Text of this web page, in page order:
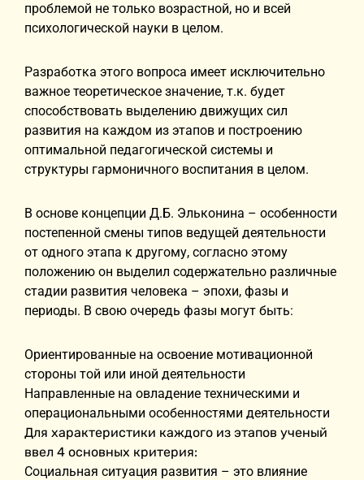
проблемой не только возрастной, но и всей
психологической науки в целом.
Разработка этого вопроса имеет исключительно
важное теоретическое значение, т.к. будет
способствовать выделению движущих сил
развития на каждом из этапов и построению
оптимальной педагогической системы и
структуры гармоничного воспитания в целом.
В основе концепции Д.Б. Эльконина – особенности
постепенной смены типов ведущей деятельности
от одного этапа к другому, согласно этому
положению он выделил содержательно различные
стадии развития человека – эпохи, фазы и
периоды. В свою очередь фазы могут быть:
Ориентированные на освоение мотивационной
стороны той или иной деятельности
Направленные на овладение техническими и
операциональными особенностями деятельности
Для характеристики каждого из этапов ученый
ввел 4 основных критерия:
Социальная ситуация развития – это влияние